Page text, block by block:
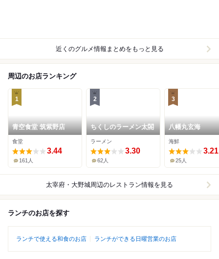
近くのグルメ情報まとめをもっと見る
周辺のお店ランキング
1
青空食堂 筑紫野店
食堂
3.44
161人
2
ちくしのラーメン太閤
ラーメン
3.30
62人
3
八幡丸玄海
海鮮
3.21
25人
太宰府・大野城周辺のレストラン情報を見る
ランチのお店を探す
ランチで使える和食のお店 ランチができる日曜営業のお店